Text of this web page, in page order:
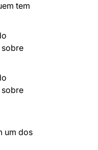
tem
sobre
sobre
um dos